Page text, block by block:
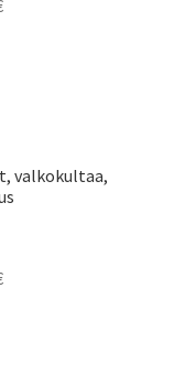
valkokultaa,
Nykyinen